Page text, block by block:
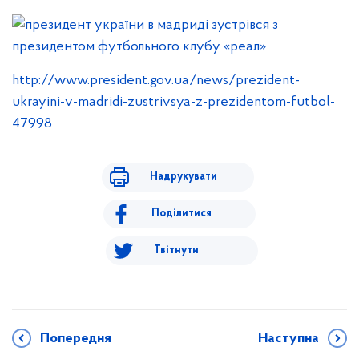
http://www.president.gov.ua/news/prezident-
ukrayini-v-madridi-zustrivsya-z-prezidentom-futbol-
47998
Надрукувати
Поділитися
Твітнути
Попередня Наступна